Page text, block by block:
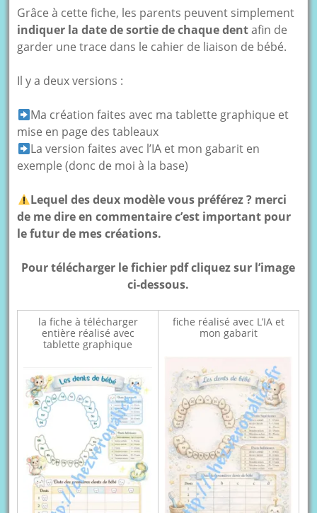
Grâce à cette fiche, les parents peuvent simplement
indiquer la date de sortie de chaque dentafin de
garder une trace dans le cahier de liaison de bébé.
Il y a deux versions :
Ma création faites avec ma tablette graphique et
mise en page des tableaux
La version faites avec l’IA et mon gabarit en
exemple (donc de moi à la base)
Lequel des deux modèle vous préférez ? merci
de me dire en commentaire c’est important pour
le futur de mes créations.
Pour télécharger le fichier pdf cliquez sur l’image
ci-dessous.
la fiche à télécharger
entière réalisé avec
tablette graphique
fiche réalisé avec L’IA et
mon gabarit